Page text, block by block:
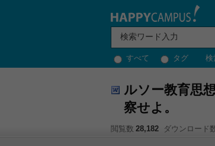
すべて タグ 検
ルソー教育思
察せよ。
閲覧数 28,182 ダウンロード